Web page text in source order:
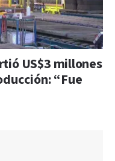
US$3 millones
“Fue